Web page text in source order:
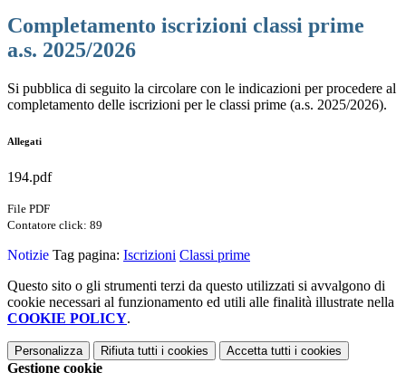
Completamento iscrizioni classi prime
a.s. 2025/2026
Si pubblica di seguito la circolare con le indicazioni per procedere al
completamento delle iscrizioni per le classi prime (a.s. 2025/2026).
Allegati
194.pdf
File PDF
Contatore click: 89
Notizie Tag pagina: Iscrizioni Classi prime
Questo sito o gli strumenti terzi da questo utilizzati si avvalgono di
cookie necessari al funzionamento ed utili alle finalità illustrate nella
COOKIE POLICY.
Personalizza Rifiuta tutti i cookies Accetta tutti i cookies
Gestione cookie